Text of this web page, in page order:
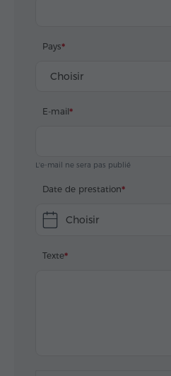
Pays
Choisir
E-mail
L'e-mail ne sera pas publié
Date de prestation
Choisir
Texte